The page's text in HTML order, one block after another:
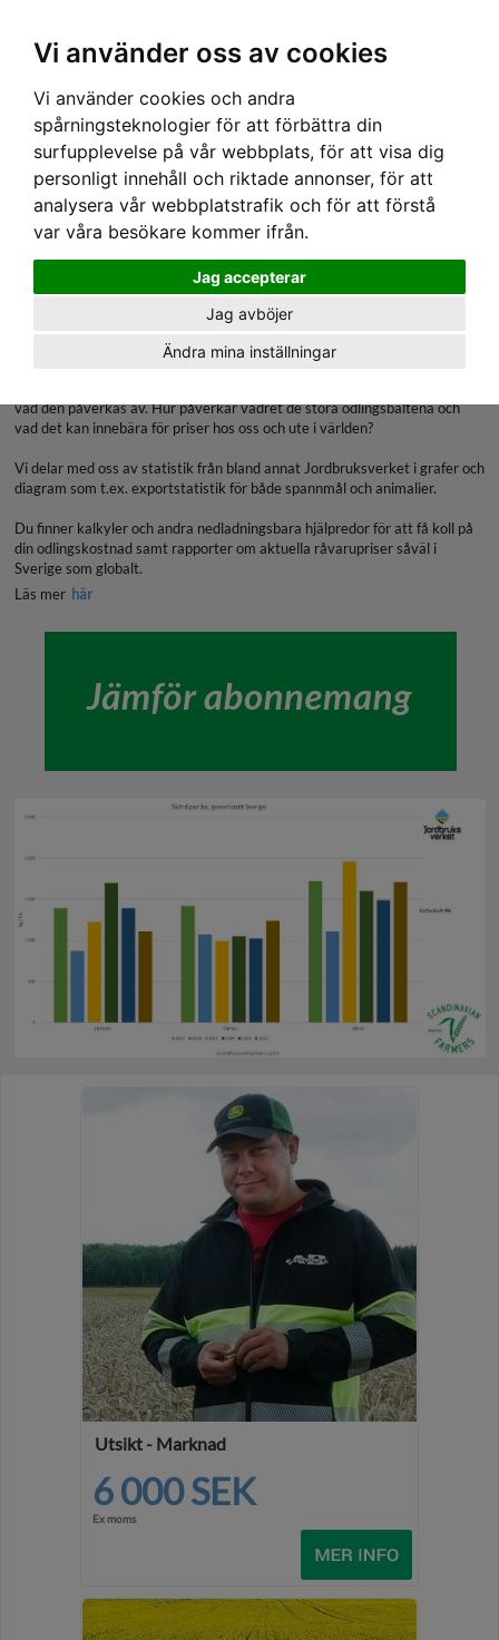
Vi använder oss av cookies
Vi använder cookies och andra
spårningsteknologier för att förbättra din
surfupplevelse på vår webbplats, för att visa dig
personligt innehåll och riktade annonser, för att
analysera vår webbplatstrafik och för att förstå
var våra besökare kommer ifrån.
Jag accepterar
Jag avböjer
Ändra mina inställningar
Skördenivåer
Denna sida är låst och endast tillgänglig för
kunder med Abonnemang Utsikt Premium
eller Marknad.
Vad händer i världen och vilka yttre påverkan har svenskt lantbruk ur ett
vad den påverkas av. Hur påverkar vädret de stora odlingsbältena och
vad det kan innebära för priser hos oss och ute i världen?
Vi delar med oss av statistik från bland annat Jordbruksverket i grafer och
diagram som t.ex. exportstatistik för både spannmål och animalier.
Du finner kalkyler och andra nedladningsbara hjälpredor för att få koll på
din odlingskostnad samt rapporter om aktuella råvarupriser såväl i
Sverige som globalt.
Läs mer här
Utsikt - Marknad
6 000 SEK
Ex moms